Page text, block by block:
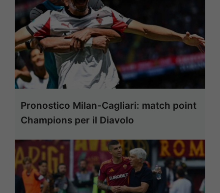
Pronostico Milan-Cagliari: match point
Champions per il Diavolo